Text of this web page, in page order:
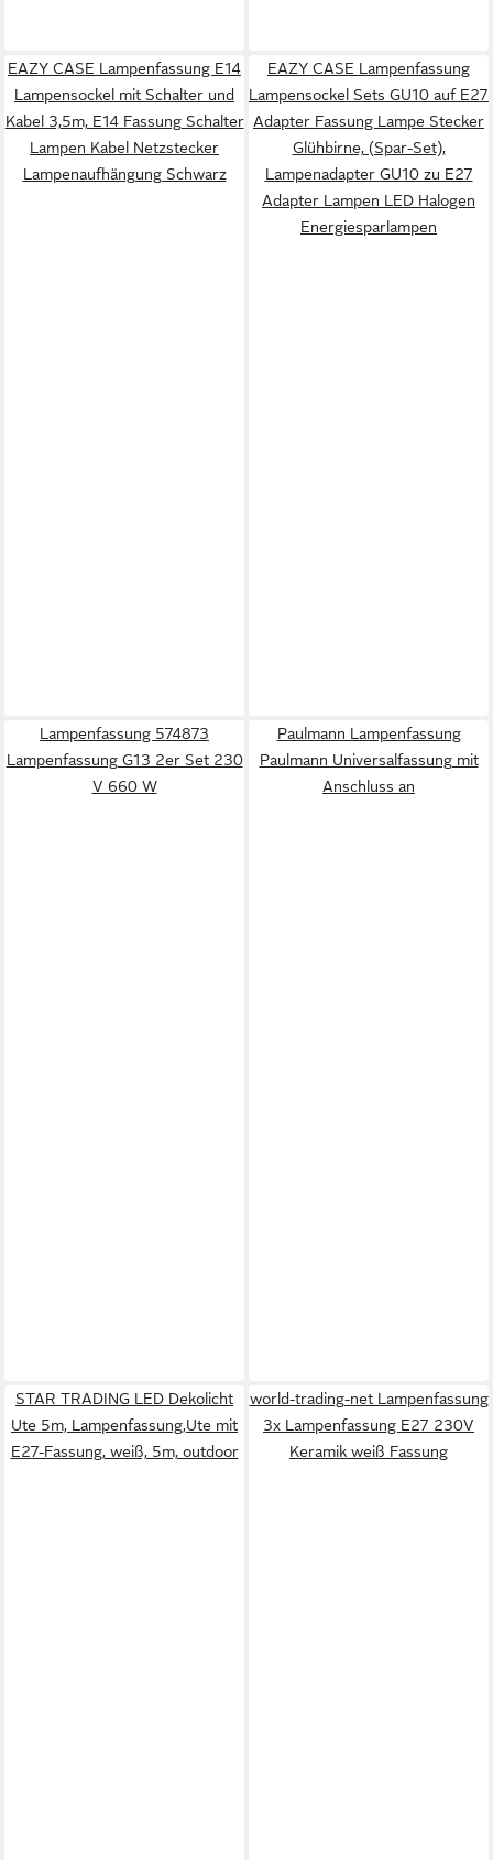
EAZY CASE Lampenfassung E14
Lampensockel mit Schalter und
Kabel 3,5m, E14 Fassung Schalter
Lampen Kabel Netzstecker
Lampenaufhängung Schwarz
EAZY CASE Lampenfassung
Lampensockel Sets GU10 auf E27
Adapter Fassung Lampe Stecker
Glühbirne, (Spar-Set),
Lampenadapter GU10 zu E27
Adapter Lampen LED Halogen
Energiesparlampen
Lampenfassung 574873
Lampenfassung G13 2er Set 230
V 660 W
Paulmann Lampenfassung
Paulmann Universalfassung mit
Anschluss an
STAR TRADING LED Dekolicht
Ute 5m, Lampenfassung,Ute mit
E27-Fassung, weiß, 5m, outdoor
world-trading-net Lampenfassung
3x Lampenfassung E27 230V
Keramik weiß Fassung